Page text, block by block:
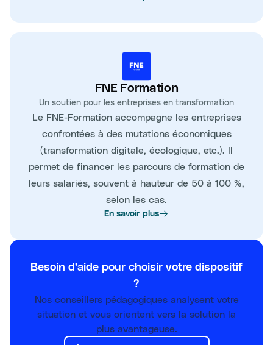
FNE Formation
Un soutien pour les entreprises en transformation
Le FNE-Formation accompagne les entreprises
confrontées à des mutations économiques
(transformation digitale, écologique, etc.). Il
permet de financer les parcours de formation de
leurs salariés, souvent à hauteur de 50 à 100 %,
selon les cas.
En savoir plus
Besoin d'aide pour choisir votre dispositif
?
Nos conseillers pédagogiques analysent votre
situation et vous orientent vers la solution la
plus avantageuse.